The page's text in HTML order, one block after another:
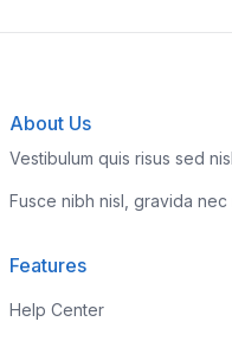
About Us
Vestibulum quis risus sed
Fusce nibh nisl, gravida
Features
Help Center